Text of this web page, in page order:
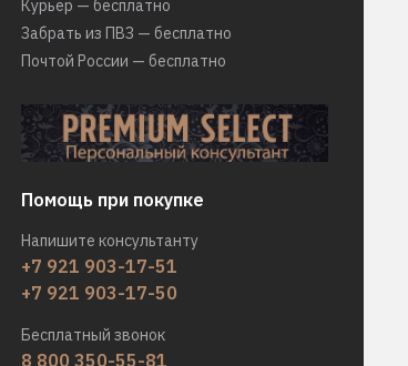
Курьер — бесплатно
Забрать из ПВЗ — бесплатно
Почтой России — бесплатно
Помощь при покупке
Напишите консультанту
+7 921 903-17-51
+7 921 903-17-50
Бесплатный звонок
8 800 350-55-81